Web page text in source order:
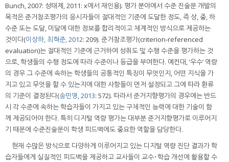
Bunch, 2007: 성태제, 2011: x에서 재인용). 평가 분야에서 수준 진술문 개발의
목적은 준거참조평가의 응시자들이 절대적인 기준에 도달한 정도, 즉 상, 중, 하
수준 또는 도달, 미달에 대한 정보를 합리적이고 체계적인 방식으로 제공하는
것이다(이상하, 최혁준, 2012: 209). 준거참조평가(criterion-referenced
evaluation)는 절대적인 기준에 근거하여 성취도 및 수행 수준을 평가하는 것
으로, 학생들의 수행 정도에 따라 수준이나 등급을 부여한다. 예컨대, ‘우수’ 역량
의 경우 그 수준에 속하는 학생들의 공통적인 특징이 무엇인지, 어떤 지식을 가
지고 있고 무엇을 할 수 있는지에 대한 사항들이 먼저 설정되고 그에 따라 환류
의 기준이 결정된다(송민영, 2013: 572). 따라서 준거지향평가의 경우에는 반드
시 각 수준에 속하는 학습자들이 가지고 있는 구체적인 능력에 대한 기술이 함
께 제공되어야 한다. 특히 디지털 역량 평가는 대부분 준거지향평가로 이루어지
기 때문에 수준진술문이 학생 피드백에도 중요한 역할을 담당한다.
현재 수많은 방식으로 다양하게 이루어지고 있는 디지털 역량 진단 결과가 학
습자들에게 실질적인 피드백을 제공하고 교사들이 교수･학습 개선에 활용할 수